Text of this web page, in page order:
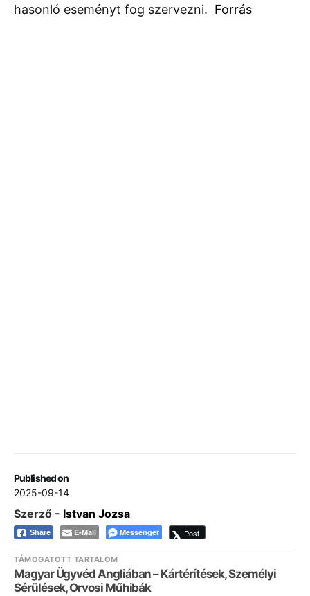
Published on
2025-09-14
hasonló eseményt fog szervezni. Forrás
Szerző - Istvan Jozsa
Share E-Mail Messenger Post
TÁMOGATOTT TARTALOM
Magyar Ügyvéd Angliában – Kártérítések, Személyi
Sérülések, Orvosi Műhibák